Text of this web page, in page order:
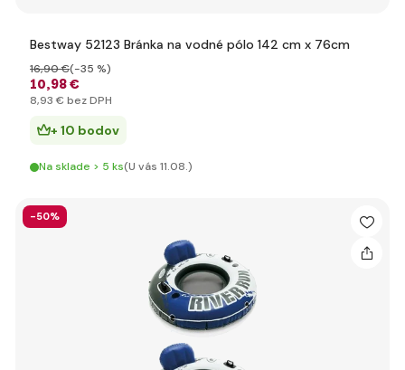
Bestway 52123 Bránka na vodné pólo 142 cm x 76cm
10,98 €
16,90 €(-35 %)
8,93 € bez DPH
+ 10 bodov
Na sklade > 5 ks(U vás 11.08.)
-50%